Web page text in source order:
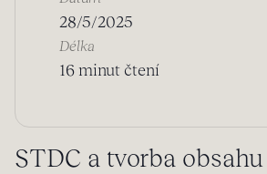
28/5/2025
Délka
16 minut čtení
STDC a tvorba obsahu